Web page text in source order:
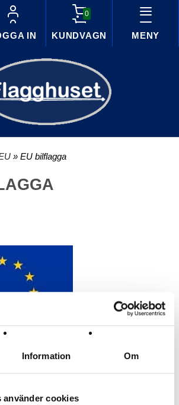
Information Om
använder cookies
IN
0
KUNDVAGN MENY
» EU bilflagga